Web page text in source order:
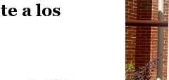
a los